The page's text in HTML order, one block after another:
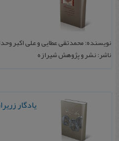
نویسنده: محمدتقی عطایی و علی اکبر
ناشر: نشر و پژوهش شیرازه
یا‌دگا‌ر